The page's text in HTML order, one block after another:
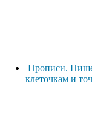
Прописи.
клеточкам и